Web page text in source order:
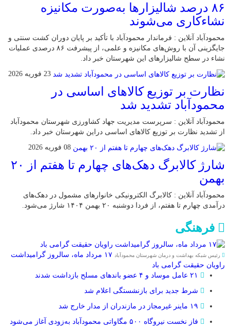
۸۶ درصد شالیزارها به‌صورت مکانیزه
نشاءکاری می‌شوند
محمودآباد آنلاین : فرماندار محمودآباد با تأکید بر پایان دوران کشت سنتی و
جایگزینی آن با روش‌های مکانیزه و علمی، از پیشرفت ۸۶ درصدی عملیات
نشاء در سطح شالیزارهای این شهرستان خبر داد.
23 فوریه 2026
نظارت بر توزیع کالا‌های اساسی در
محمودآباد تشدید شد
محمودآباد آنلاین : سرپرست مدیریت جهاد کشاورزی شهرستان محمودآباد
از تشدید نظارت بر توزیع کالا‌های اساسی دراین شهرستان خبر داد.
08 فوریه 2026
شارژ کالابرگ دهک‌های چهارم تا هفتم از ۲۰
بهمن
محمودآباد آنلاین : کالابرگ الکترونیکی خانوار‌های مشمول در دهک‌های
درآمدی چهارم تا هفتم، از فردا دوشنبه ۲۰ بهمن ۱۴۰۴ شارژ می‌شود.
فرهنگی
رئیس شبکه بهداشت و درمان شهرستان محمودآباد
۱۷ مرداد ماه، سالروز گرامیداشت
راویان حقیقت گرامی باد
شرط جدید برای بازنشستگی اعلام شد
فاز نخست نیروگاه ۵۰۰ مگاواتی محمودآباد به‌زودی آغاز می‌شود